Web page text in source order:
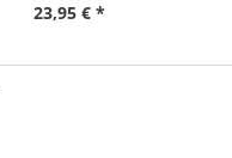
23,95 € *